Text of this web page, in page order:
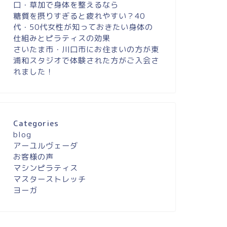
口・草加で身体を整えるなら
糖質を摂りすぎると疲れやすい？40
代・50代女性が知っておきたい身体の
仕組みとピラティスの効果
さいたま市・川口市にお住まいの方が東
浦和スタジオで体験された方がご入会さ
れました！
Categories
blog
アーユルヴェーダ
お客様の声
マシンピラティス
マスターストレッチ
ヨーガ